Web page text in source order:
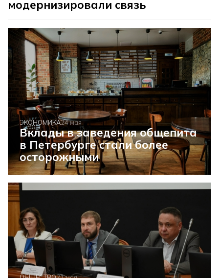
модернизировали связь
ЭКОНОМИКА24 мая
Вклады в заведения общепита
в Петербурге стали более
осторожными